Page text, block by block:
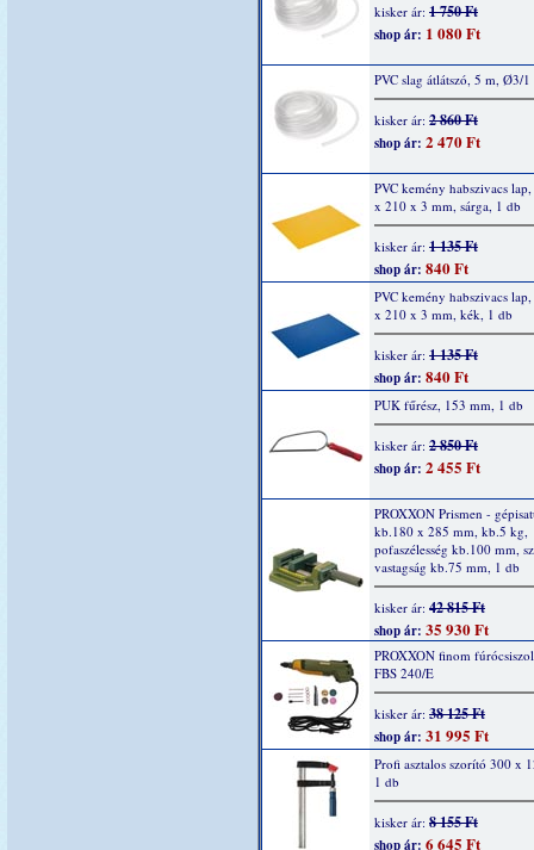
kisker ár: 1 750 Ft
shop ár: 1 080 Ft
PVC slag átlátszó, 5 m, Ø3/
kisker ár: 2 860 Ft
shop ár: 2 470 Ft
PVC kemény habszivacs
x 210 x 3 mm, sárga, 1 db
kisker ár: 1 135 Ft
shop ár: 840 Ft
PVC kemény habszivacs
x 210 x 3 mm, kék, 1 db
kisker ár: 1 135 Ft
shop ár: 840 Ft
PUK fűrész, 153 mm, 1 db
kisker ár: 2 850 Ft
shop ár: 2 455 Ft
PROXXON Prismen -
kb.180 x 285 mm, kb.5 kg,
pofaszélesség kb.100 mm,
vastagság kb.75 mm, 1 db
kisker ár: 42 815 Ft
shop ár: 35 930 Ft
PROXXON finom
FBS 240/E
kisker ár: 38 125 Ft
shop ár: 31 995 Ft
Profi asztalos szorító 300 x
1 db
kisker ár: 8 155 Ft
shop ár: 6 645 Ft